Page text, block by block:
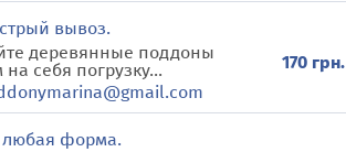
вывоз.
деревянные поддоны
себя погрузку...
170 грн.
любая форма.